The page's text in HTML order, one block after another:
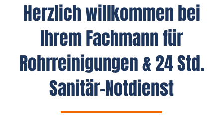
Herzlich willkommen bei
Ihrem Fachmann für
Rohrreinigungen & 24 Std.
Sanitär-Notdienst